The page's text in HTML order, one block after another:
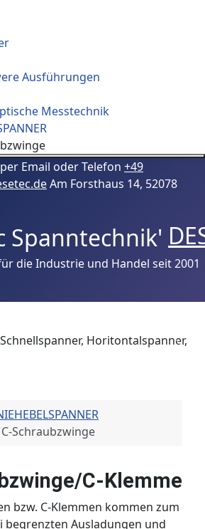
Ausführungen
Messtechnik
Email oder Telefon +49
Am Forsthaus 14, 52078
die Industrie und Handel seit 2001
Schraubzwinge
C-Klemme
bzw. C-Klemmen kommen zum
begrenzten Ausladungen und